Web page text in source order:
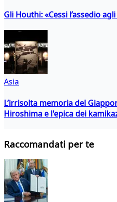
Gli Houthi: «Cessi l’assedio
Asia
L’irrisolta memoria del
Hiroshima e l'epica dei
Raccomandati per te